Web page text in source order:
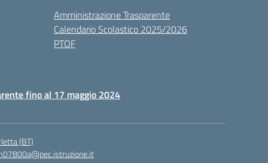
Amministrazione Trasparente
Calendario Scolastico 2025/2026
PTOF
fino al 17 maggio 2024
(BT)